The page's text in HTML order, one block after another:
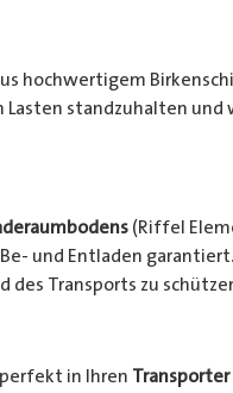
hochwertigem
standzuhalten und
(Riffel
und Entladen
des Transports zu
in Ihren Transporter